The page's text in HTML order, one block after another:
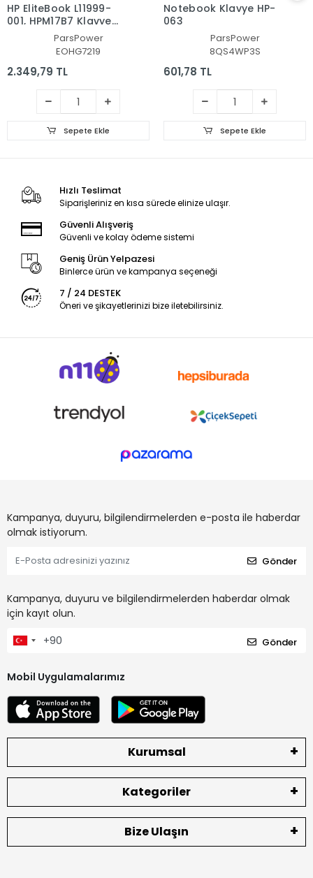
HP EliteBook L11999-
001, HPM17B7 Klavye
Işıklı (Siyah TR)
ParsPower
EOHG7219
2.349,79 TL
Sepete Ekle
Notebook Klavye HP-
063
ParsPower
8QS4WP3S
601,78 TL
Sepete Ekle
Hızlı Teslimat
Siparişleriniz en kısa sürede elinize ulaşır.
Güvenli Alışveriş
Güvenli ve kolay ödeme sistemi
Geniş Ürün Yelpazesi
Binlerce ürün ve kampanya seçeneği
7 / 24 DESTEK
Öneri ve şikayetlerinizi bize iletebilirsiniz.
Kampanya, duyuru, bilgilendirmelerden e-posta ile haberdar
olmak istiyorum.
Gönder
Kampanya, duyuru ve bilgilendirmelerden haberdar olmak
için kayıt olun.
Gönder
Mobil Uygulamalarımız
Kurumsal
Kategoriler
Bize Ulaşın